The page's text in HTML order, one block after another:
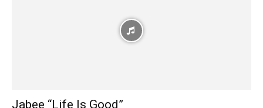
Jabee “Life Is Good”